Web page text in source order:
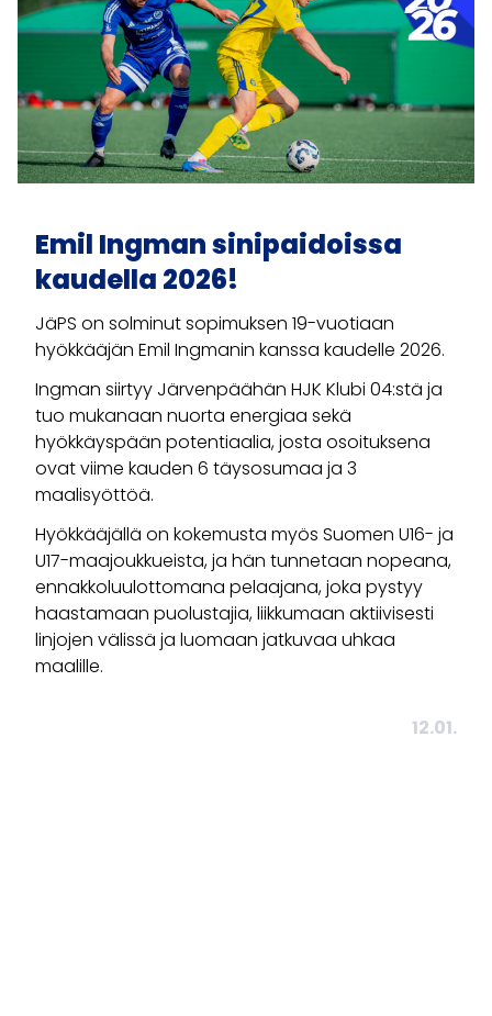
Emil Ingman sinipaidoissa
kaudella 2026!
JäPS on solminut sopimuksen 19-vuotiaan
hyökkääjän Emil Ingmanin kanssa kaudelle 2026.
Ingman siirtyy Järvenpäähän HJK Klubi 04:stä ja
tuo mukanaan nuorta energiaa sekä
hyökkäyspään potentiaalia, josta osoituksena
ovat viime kauden 6 täysosumaa ja 3
maalisyöttöä.
Hyökkääjällä on kokemusta myös Suomen U16- ja
U17-maajoukkueista, ja hän tunnetaan nopeana,
ennakkoluulottomana pelaajana, joka pystyy
haastamaan puolustajia, liikkumaan aktiivisesti
linjojen välissä ja luomaan jatkuvaa uhkaa
maalille.
12.01.